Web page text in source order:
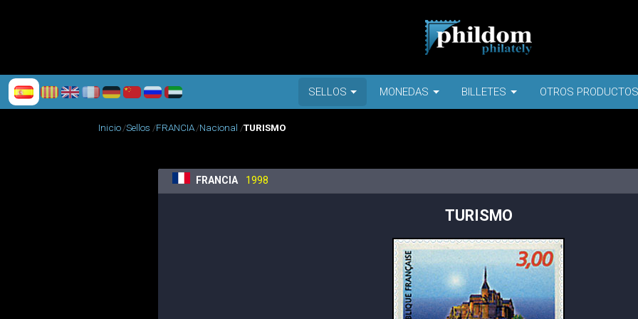
SELLOS MONEDAS BILLETES OTROS PRODUCTOS
Inicio Sellos FRANCIA Nacional TURISMO
FRANCIA 1998
TURISMO